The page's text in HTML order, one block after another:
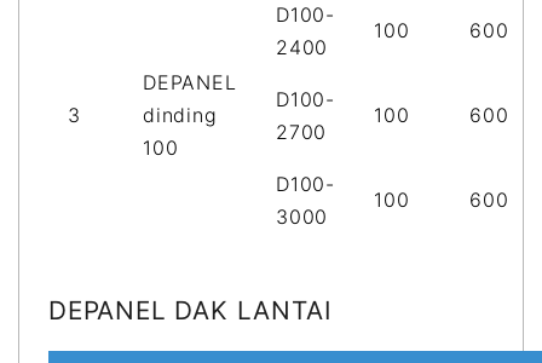
3
DEPANEL
dinding
100
D100-
2400
100 600
D100-
2700
100 600
D100-
3000
100 600
DEPANEL DAK LANTAI